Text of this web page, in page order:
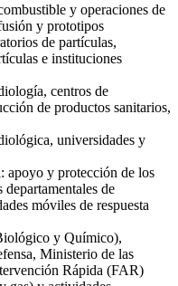
y operaciones de
y prototipos
de partículas,
e instituciones
centros de
de productos sanitarios,
universidades y
apoyo y protección de los
de
móviles de respuesta
y Químico),
Ministerio de las
Rápida (FAR)